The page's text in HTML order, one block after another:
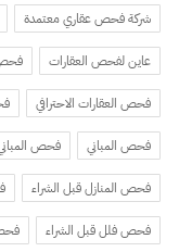
شركة فحص عقاري معتمدة
عاين لفحص العقارات فحص
فحص العقارات الاحترافي
فحص المباني فحص
فحص المنازل قبل الشراء
فحص فلل قبل الشراء